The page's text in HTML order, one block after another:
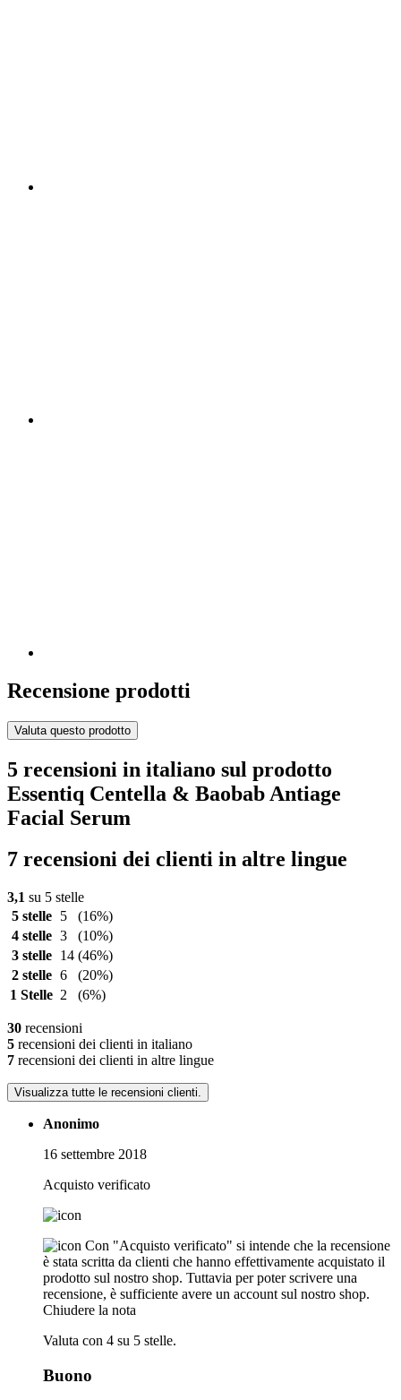
Recensione prodotti
Valuta questo prodotto
5 recensioni in italiano sul prodotto
Essentiq Centella & Baobab Antiage
Facial Serum
7 recensioni dei clienti in altre lingue
3,1 su 5 stelle
5 stelle
5
(16%)
4 stelle 3
(10%)
3 stelle
14 (46%)
2 stelle 6
(20%)
1 Stelle 2 (6%)
30 recensioni
5 recensioni dei clienti in italiano
7 recensioni dei clienti in altre lingue
Visualizza tutte le recensioni clienti.
Anonimo
16 settembre 2018
Acquisto verificato
Con "Acquisto verificato" si intende che la recensione
è stata scritta da clienti che hanno effettivamente acquistato il
prodotto sul nostro shop. Tuttavia per poter scrivere una
recensione, è sufficiente avere un account sul nostro shop.
Chiudere la nota
Valuta con 4 su 5 stelle.
Buono